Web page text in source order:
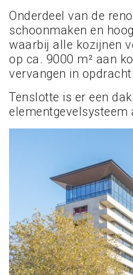
Onderdeel van de
schoonmaken en
waarbij alle kozijnen
op ca. 9000 m² aan
vervangen in
Tenslotte is er een
elementgevelsysteem